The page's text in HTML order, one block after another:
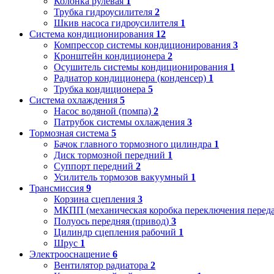
Трубка гидроусилителя 2
Шкив насоса гидроусилителя 1
Система кондиционирования 12
Компрессор системы кондиционирования 3
Кронштейн кондиционера 2
Осушитель системы кондиционирования 1
Радиатор кондиционера (конденсер) 1
Трубка кондиционера 5
Система охлаждения 5
Насос водяной (помпа) 2
Патрубок системы охлаждения 3
Тормозная система 5
Бачок главного тормозного цилиндра 1
Диск тормозной передний 1
Суппорт передний 2
Усилитель тормозов вакуумный 1
Трансмиссия 9
Корзина сцепления 3
МКПП (механическая коробка переключения
Полуось передняя (привод) 3
Цилиндр сцепления рабочий 1
Шрус 1
Электрооснащение 6
Вентилятор радиатора 2